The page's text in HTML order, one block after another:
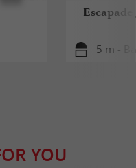
5 m -
YOU